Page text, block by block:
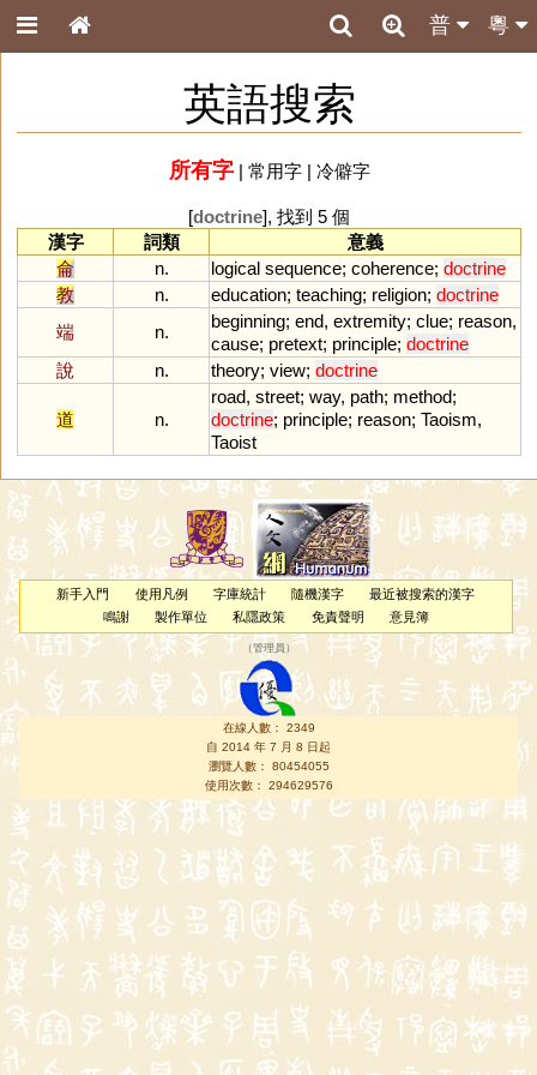
粵
普
英語搜索
所有字| 常用字| 冷僻字
[doctrine], 找到 5 個
漢字
詞類
意義
侖
n. logical sequence; coherence; doctrine
教
n. education; teaching; religion; doctrine
端
n.
beginning; end, extremity; clue; reason,
cause; pretext; principle; doctrine
說
n. theory; view; doctrine
道 n.
road, street; way, path; method;
doctrine; principle; reason; Taoism,
Taoist
新手入門 使用凡例 字庫統計 隨機漢字
最近被搜索的漢字
鳴謝
製作單位 私隱政策 免責聲明 意見簿
（管理員 ）
在線人數： 2349
自 2014 年 7 月 8 日起
瀏覽人數： 80454055
使用次數： 294629576